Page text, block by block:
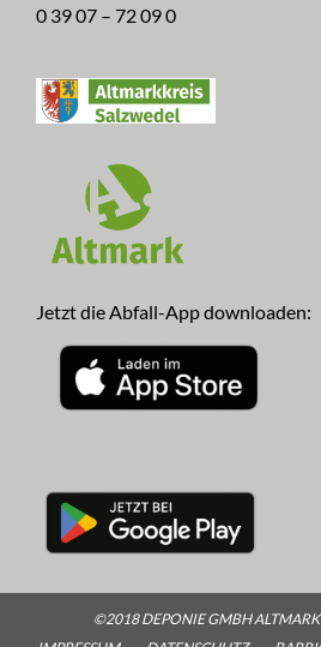
0 39 07 – 72 09 0
Jetzt die Abfall-App downloaden:
©2018 DEPONIE GMBH